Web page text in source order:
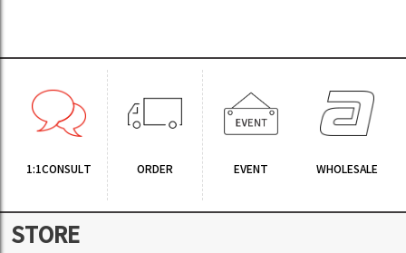
1:1CONSULT ORDER EVENT WHOLESALE
STORE